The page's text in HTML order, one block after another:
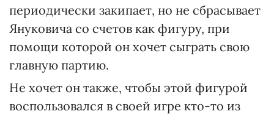
периодически закипает, но не сбрасывает
Януковича со счетов как фигуру, при
помощи которой он хочет сыграть свою
главную партию.
Не хочет он также, чтобы этой фигурой
воспользовался в своей игре кто-то из